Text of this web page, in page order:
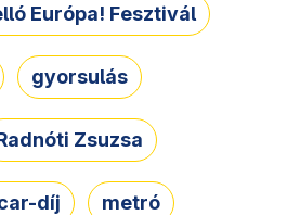
Európa! Fesztivál
gyorsulás
Zsuzsa
díj metró